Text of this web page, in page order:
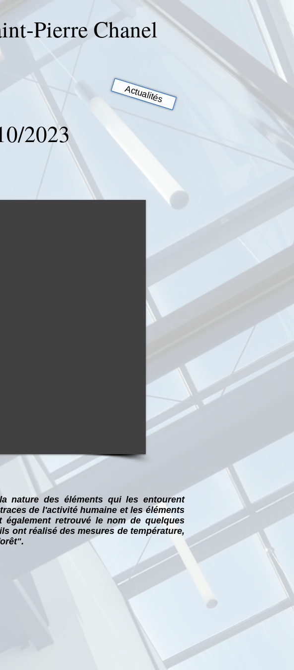
Pierre Chanel
Actualités
2023
nature des éléments qui les entourent
de l'activité humaine et les éléments
retrouvé le nom de quelques
ont réalisé des mesures de température,